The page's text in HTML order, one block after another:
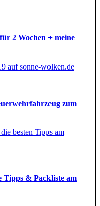
2 Wochen + meine
zum
Tipps & Packliste am